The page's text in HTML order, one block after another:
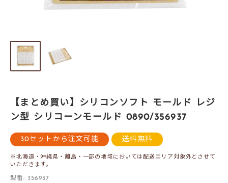
【まとめ買い】シリコンソフト モールド レジ
ン型 シリコーンモールド 0890/356937
30セットから注文可能 送料無料
※北海道・沖縄県・離島・一部の地域においては配送エリア対象外とさせて
いただきます。
型番: 356937